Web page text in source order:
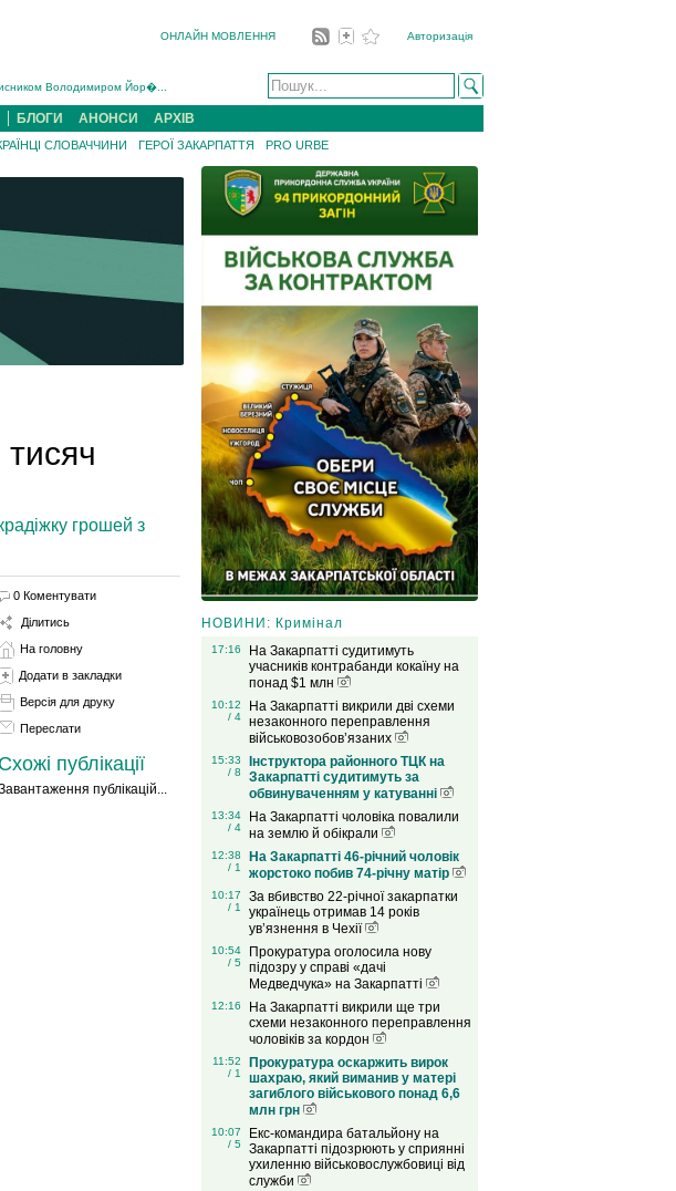
ОНЛАЙН МОВЛЕННЯ Авторизація
Володимиром Йор�...
Югасом, який два роки �...
Гербея (ФОТО)[/gree...
(ФОТО)...
13 людей (ФОТО)...
БЛОГИ АНОНСИ АРХІВ
СЛОВАЧЧИНИ ГЕРОЇ ЗАКАРПАТТЯ PRO URBE
грошей з
0 Коментувати
Ділитись
На головну
Додати в закладки
Версія для друку
Переслати
Схожі публікації
публікацій...
НОВИНИ: Кримінал
17:16
На Закарпатті судитимуть
учасників контрабанди кокаїну на
понад $1 млн
10:12
/ 4
На Закарпатті викрили дві схеми
незаконного переправлення
військовозобов’язаних
15:33
/ 8
Інструктора районного ТЦК на
Закарпатті судитимуть за
обвинуваченням у катуванні
13:34
/ 4
На Закарпатті чоловіка повалили
на землю й обікрали
12:38
/ 1
На Закарпатті 46-річний чоловік
жорстоко побив 74-річну матір
10:17
/ 1
За вбивство 22-річної закарпатки
українець отримав 14 років
ув’язнення в Чехії
10:54
/ 5
Прокуратура оголосила нову
підозру у справі «дачі
Медведчука» на Закарпатті
12:16
На Закарпатті викрили ще три
схеми незаконного переправлення
чоловіків за кордон
11:52
/ 1
Прокуратура оскаржить вирок
шахраю, який виманив у матері
загиблого військового понад 6,6
млн грн
10:07
/ 5
Екс-командира батальйону на
Закарпатті підозрюють у сприянні
ухиленню військовослужбовиці від
служби